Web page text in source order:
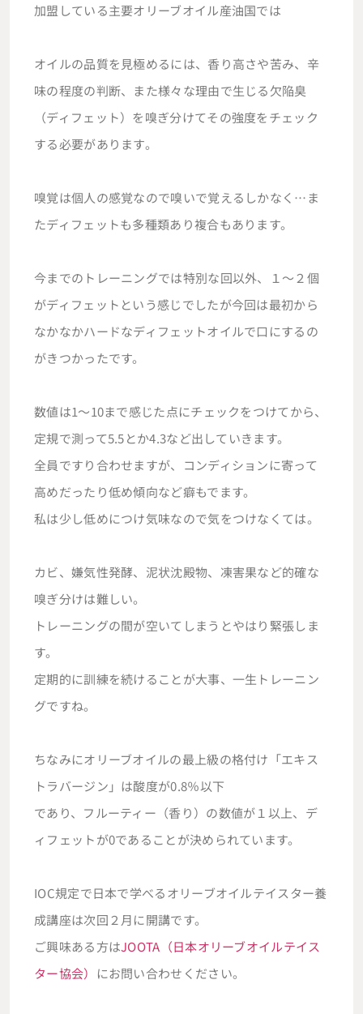
加盟している主要オリーブオイル産油国では
オイルの品質を見極めるには、香り高さや苦み、辛
味の程度の判断、また様々な理由で生じる欠陥臭
（ディフェット）を嗅ぎ分けてその強度をチェック
する必要があります。
嗅覚は個人の感覚なので嗅いで覚えるしかなく…ま
たディフェットも多種類あり複合もあります。
今までのトレーニングでは特別な回以外、１～２個
がディフェットという感じでしたが今回は最初から
なかなかハードなディフェットオイルで口にするの
がきつかったです。
数値は1～10まで感じた点にチェックをつけてから、
定規で測って5.5とか4.3など出していきます。
全員ですり合わせますが、コンディションに寄って
高めだったり低め傾向など癖もでます。
私は少し低めにつけ気味なので気をつけなくては。
カビ、嫌気性発酵、泥状沈殿物、凍害果など的確な
嗅ぎ分けは難しい。
トレーニングの間が空いてしまうとやはり緊張しま
す。
定期的に訓練を続けることが大事、一生トレーニン
グですね。
ちなみにオリーブオイルの最上級の格付け「エキス
トラバージン」は酸度が0.8％以下
であり、フルーティー（香り）の数値が１以上、デ
ィフェットが0であることが決められています。
IOC規定で日本で学べるオリーブオイルテイスター養
成講座は次回２月に開講です。
ご興味ある方はJOOTA（日本オリーブオイルテイス
ター協会）
にお問い合わせください。